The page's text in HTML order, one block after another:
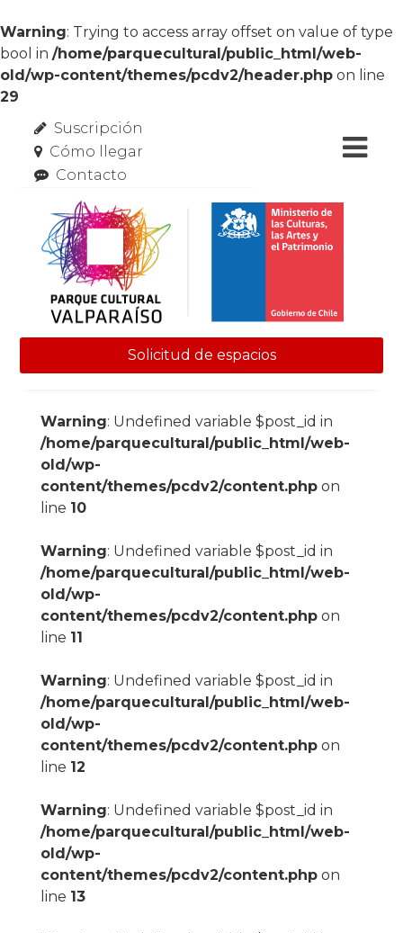
Warning: Trying to access array offset on value of type
bool in /home/parquecultural/public_html/web-
old/wp-content/themes/pcdv2/header.php on line
29
Suscripción
Cómo llegar
Contacto
Solicitud de espacios
Warning: Undefined variable $post_id in
/home/parquecultural/public_html/web-
old/wp-
content/themes/pcdv2/content.phpon
line 10
Warning: Undefined variable $post_id in
/home/parquecultural/public_html/web-
old/wp-
content/themes/pcdv2/content.phpon
line 11
Warning: Undefined variable $post_id in
/home/parquecultural/public_html/web-
old/wp-
content/themes/pcdv2/content.phpon
line 12
Warning: Undefined variable $post_id in
/home/parquecultural/public_html/web-
old/wp-
content/themes/pcdv2/content.phpon
line 13